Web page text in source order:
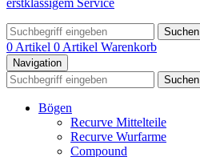
Suchen
0 Artikel 0 Artikel Warenkorb
Navigation
Suchen
Bögen
Recurve Mittelteile
Recurve Wurfarme
Compound